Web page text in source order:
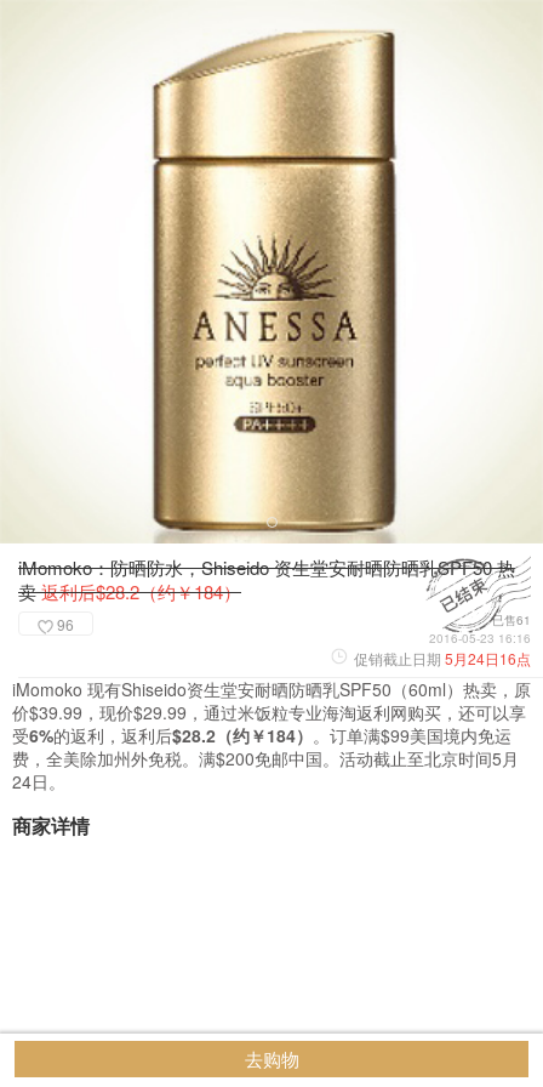
iMomoko：防晒防水，Shiseido 资生堂安耐晒防晒乳SPF50 热
卖返利后$28.2（约￥184）
96
已售61
2016-05-23 16:16
促销截止日期 5月24日16点
iMomoko 现有Shiseido资生堂安耐晒防晒乳SPF50（60ml）热卖，原
价$39.99，现价$29.99，通过米饭粒专业海淘返利网购买，还可以享
受6%的返利，返利后$28.2（约￥184） 。订单满$99​美国境内免运
费，全美除加州外免税。满$200免邮中国。活动截止至北京时间5月
24日。
商家详情
去购物